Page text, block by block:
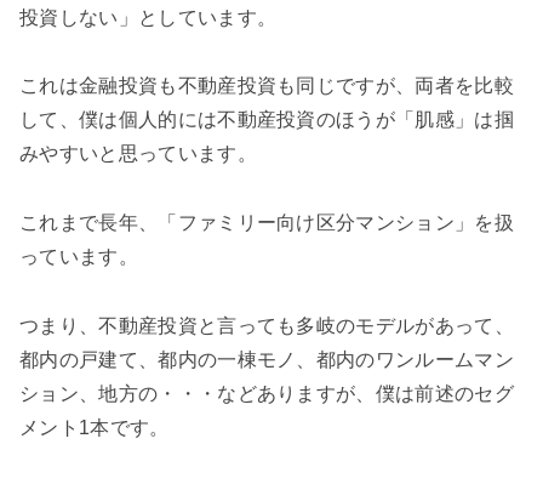
投資しない」としています。
これは金融投資も不動産投資も同じですが、両者を比較
して、僕は個人的には不動産投資のほうが「肌感」は掴
みやすいと思っています。
これまで長年、「ファミリー向け区分マンション」を扱
っています。
つまり、不動産投資と言っても多岐のモデルがあって、
都内の戸建て、都内の一棟モノ、都内のワンルームマン
ション、地方の・・・などありますが、僕は前述のセグ
メント1本です。